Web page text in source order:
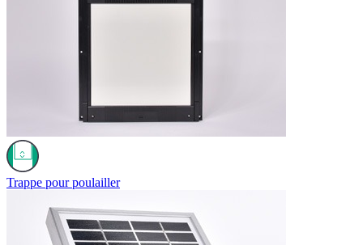
Trappe pour poulailler